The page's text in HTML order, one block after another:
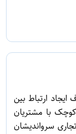
ایجاد ارتباط بین
با مشتریان
سرواندیشان